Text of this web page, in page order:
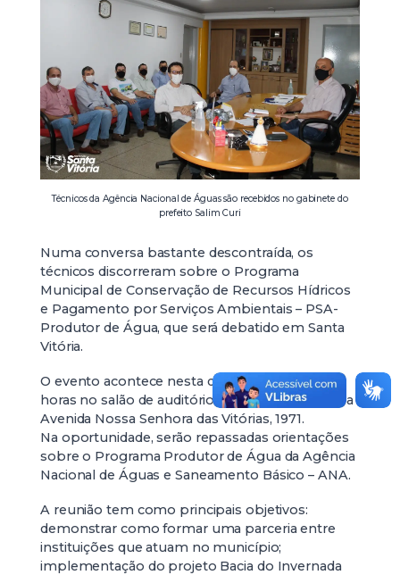
Técnicos da Agência Nacional de Águas são recebidos no gabinete do
prefeito Salim Curi
Numa conversa bastante descontraída, os
técnicos discorreram sobre o Programa
Municipal de Conservação de Recursos Hídricos
e Pagamento por Serviços Ambientais – PSA-
Produtor de Água, que será debatido em Santa
Vitória.
O evento acontece nesta quarta-feira (16) às 13
horas no salão de auditório da ACISV, localizada a
Avenida Nossa Senhora das Vitórias, 1971.
Na oportunidade, serão repassadas orientações
sobre o Programa Produtor de Água da Agência
Nacional de Águas e Saneamento Básico – ANA.
A reunião tem como principais objetivos:
demonstrar como formar uma parceria entre
instituições que atuam no município;
implementação do projeto Bacia do Invernada